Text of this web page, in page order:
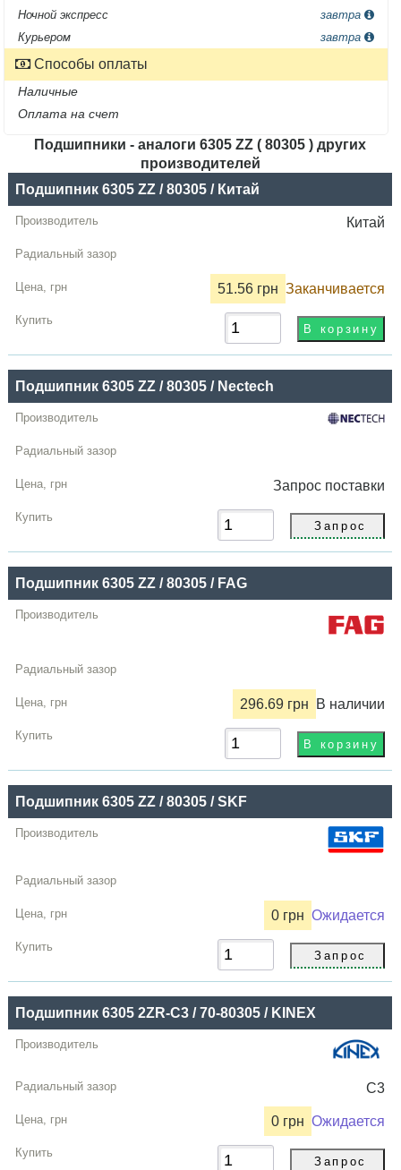
Ночной экспресс
завтра
Курьером
завтра
Способы оплаты
Наличные
Оплата на счет
Подшипники - аналоги 6305 ZZ ( 80305 ) других
производителей
Название
Производитель
Радиальный
грн
Купить
Подшипник 6305 ZZ / 80305 / Китай
Китай
51.56 грн Заканчивается
Подшипник 6305 ZZ / 80305 / Nectech
Запрос поставки
Подшипник 6305 ZZ / 80305 / FAG
296.69 грн В наличии
Подшипник 6305 ZZ / 80305 / SKF
0 грн Ожидается
Подшипник 6305 2ZR-C3 / 70-80305 / KINEX
C3
0 грн Ожидается